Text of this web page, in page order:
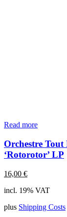
Read more
Orchestre
‘Rotorotor’ LP
16,00 €
incl. 19% VAT
plus Shipping Costs